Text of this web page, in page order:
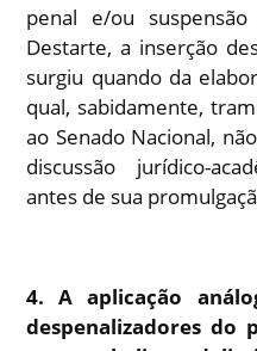
penal e/ou
Destarte, a inserção
surgiu quando da
qual, sabidamente,
ao Senado Nacional,
discussão jurídico-
antes de sua
4. A aplicação
despenalizadores do